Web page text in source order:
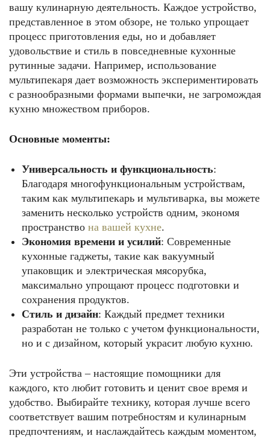
вашу кулинарную деятельность. Каждое устройство,
представленное в этом обзоре, не только упрощает
процесс приготовления еды, но и добавляет
удовольствие и стиль в повседневные кухонные
рутинные задачи. Например, использование
мультипекаря дает возможность экспериментировать
с разнообразными формами выпечки, не загромождая
кухню множеством приборов.
Основные моменты:
Универсальность и функциональность:
Благодаря многофункциональным устройствам,
таким как мультипекарь и мультиварка, вы можете
заменить несколько устройств одним, экономя
пространство на вашей кухне.
Экономия времени и усилий: Современные
кухонные гаджеты, такие как вакуумный
упаковщик и электрическая мясорубка,
максимально упрощают процесс подготовки и
сохранения продуктов.
Стиль и дизайн: Каждый предмет техники
разработан не только с учетом функциональности,
но и с дизайном, который украсит любую кухню.
Эти устройства – настоящие помощники для
каждого, кто любит готовить и ценит свое время и
удобство. Выбирайте технику, которая лучше всего
соответствует вашим потребностям и кулинарным
предпочтениям, и наслаждайтесь каждым моментом,